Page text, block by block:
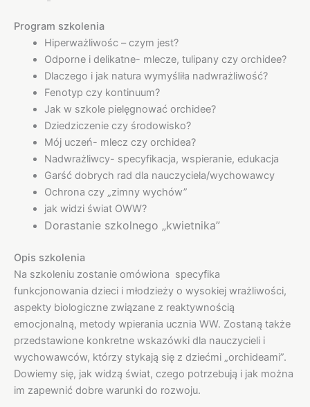
Program szkolenia
Hiperważliwośc – czym jest?
Odporne i delikatne- mlecze, tulipany czy orchidee?
Dlaczego i jak natura wymyśliła nadwrażliwość?
Fenotyp czy kontinuum?
Jak w szkole pielęgnować orchidee?
Dziedziczenie czy środowisko?
Mój uczeń- mlecz czy orchidea?
Nadwrażliwcy- specyfikacja, wspieranie, edukacja
Garść dobrych rad dla nauczyciela/wychowawcy
Ochrona czy „zimny wychów”
jak widzi świat OWW?
Dorastanie szkolnego „kwietnika”
Opis szkolenia
Na szkoleniu zostanie omówiona specyfika
funkcjonowania dzieci i młodzieży o wysokiej wrażliwości,
aspekty biologiczne związane z reaktywnością
emocjonalną, metody wpierania ucznia WW. Zostaną także
przedstawione konkretne wskazówki dla nauczycieli i
wychowawców, którzy stykają się z dziećmi „orchideami”.
Dowiemy się, jak widzą świat, czego potrzebują i jak można
im zapewnić dobre warunki do rozwoju.